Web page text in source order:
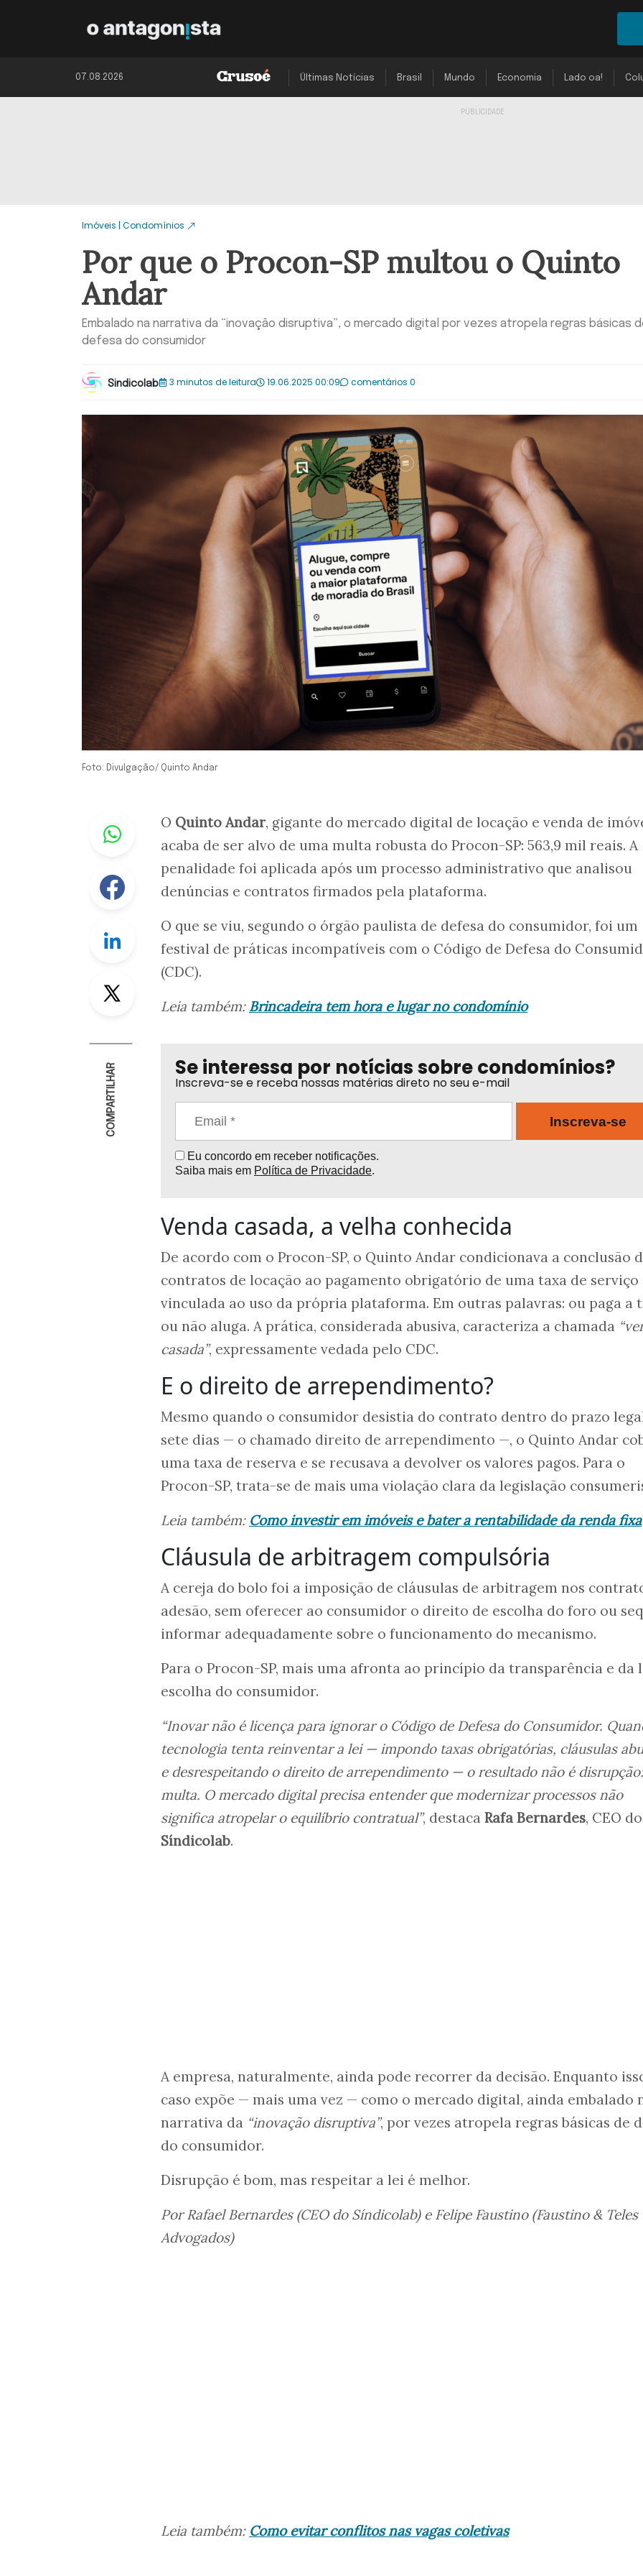
07.08.2026 Últimas Notícias Brasil Mundo Economia Lado oa!
Imóveis | Condomínios
Por que o Procon-SP multou o Quinto
Andar
Embalado na narrativa da “inovação disruptiva”, o mercado digital por vezes atropela regras básicas
defesa do consumidor
Sindicolab 3 minutos de leitura 19.06.2025 00:09 comentários 0
Foto: Divulgação/ Quinto Andar
Whastapp
Facebook
Linkedin
Twitter
COMPARTILHAR
O Quinto Andar, gigante do mercado digital de locação e venda de
acaba de ser alvo de uma multa robusta do Procon-SP: 563,9 mil reais. A
penalidade foi aplicada após um processo administrativo que analisou
denúncias e contratos firmados pela plataforma.
O que se viu, segundo o órgão paulista de defesa do consumidor, foi um
festival de práticas incompatíveis com o Código de Defesa do
(CDC).
Leia também: Brincadeira tem hora e lugar no condomínio
Se interessa por notícias sobre condomínios?
Inscreva-se e receba nossas matérias direto no seu e-mail
Eu concordo em receber notificações.
Saiba mais em Política de Privacidade.
Inscreva-se
Venda casada, a velha conhecida
De acordo com o Procon-SP, o Quinto Andar condicionava a conclusão
contratos de locação ao pagamento obrigatório de uma taxa de serviço
vinculada ao uso da própria plataforma. Em outras palavras: ou paga a
ou não aluga. A prática, considerada abusiva, caracteriza a chamada
casada”, expressamente vedada pelo CDC.
E o direito de arrependimento?
Mesmo quando o consumidor desistia do contrato dentro do prazo
sete dias — o chamado direito de arrependimento —, o Quinto Andar
uma taxa de reserva e se recusava a devolver os valores pagos. Para o
Procon-SP, trata-se de mais uma violação clara da legislação
Leia também: Como investir em imóveis e bater a rentabilidade da renda fixa
Cláusula de arbitragem compulsória
A cereja do bolo foi a imposição de cláusulas de arbitragem nos
adesão, sem oferecer ao consumidor o direito de escolha do foro ou
informar adequadamente sobre o funcionamento do mecanismo.
Para o Procon-SP, mais uma afronta ao princípio da transparência e da
escolha do consumidor.
“Inovar não é licença para ignorar o Código de Defesa do Consumidor.
tecnologia tenta reinventar a lei — impondo taxas obrigatórias, cláusulas
e desrespeitando o direito de arrependimento — o resultado não é
multa. O mercado digital precisa entender que modernizar processos não
significa atropelar o equilíbrio contratual”, destaca Rafa Bernardes, CEO do
Síndicolab.
A empresa, naturalmente, ainda pode recorrer da decisão. Enquanto
caso expõe — mais uma vez — como o mercado digital, ainda embalado
narrativa da “inovação disruptiva”, por vezes atropela regras básicas de
do consumidor.
Disrupção é bom, mas respeitar a lei é melhor.
Por Rafael Bernardes (CEO do Síndicolab) e Felipe Faustino (Faustino & Teles
Advogados)
Leia também: Como evitar conflitos nas vagas coletivas